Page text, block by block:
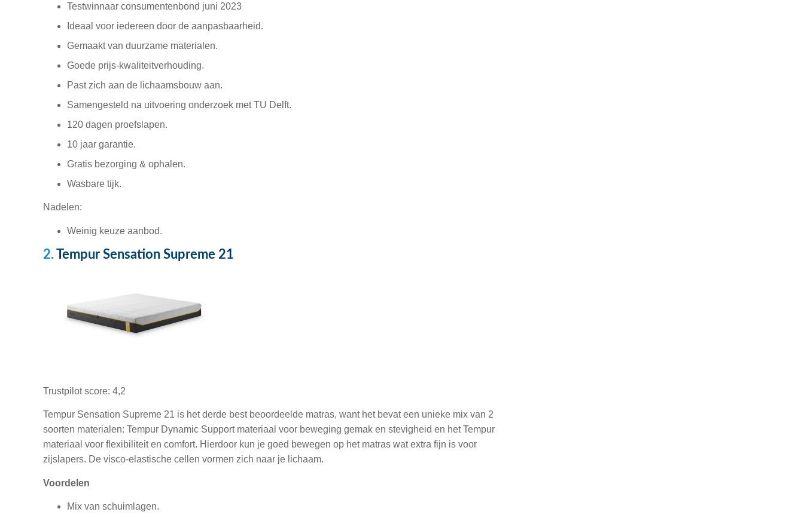
Testwinnaar consumentenbond juni 2023
Ideaal voor iedereen door de aanpasbaarheid.
Gemaakt van duurzame materialen.
Goede prijs-kwaliteitverhouding.
Past zich aan de lichaamsbouw aan.
Samengesteld na uitvoering onderzoek met TU Delft.
120 dagen proefslapen.
10 jaar garantie.
Gratis bezorging & ophalen.
Wasbare tijk.
Nadelen:
Weinig keuze aanbod.
2.Tempur Sensation Supreme 21
Trustpilot score: 4,2
Tempur Sensation Supreme 21 is het derde best beoordeelde matras, want het bevat een unieke mix van 2
soorten materialen: Tempur Dynamic Support materiaal voor beweging gemak en stevigheid en het Tempur
materiaal voor flexibiliteit en comfort. Hierdoor kun je goed bewegen op het matras wat extra fijn is voor
zijslapers. De visco-elastische cellen vormen zich naar je lichaam.
Voordelen
Mix van schuimlagen.